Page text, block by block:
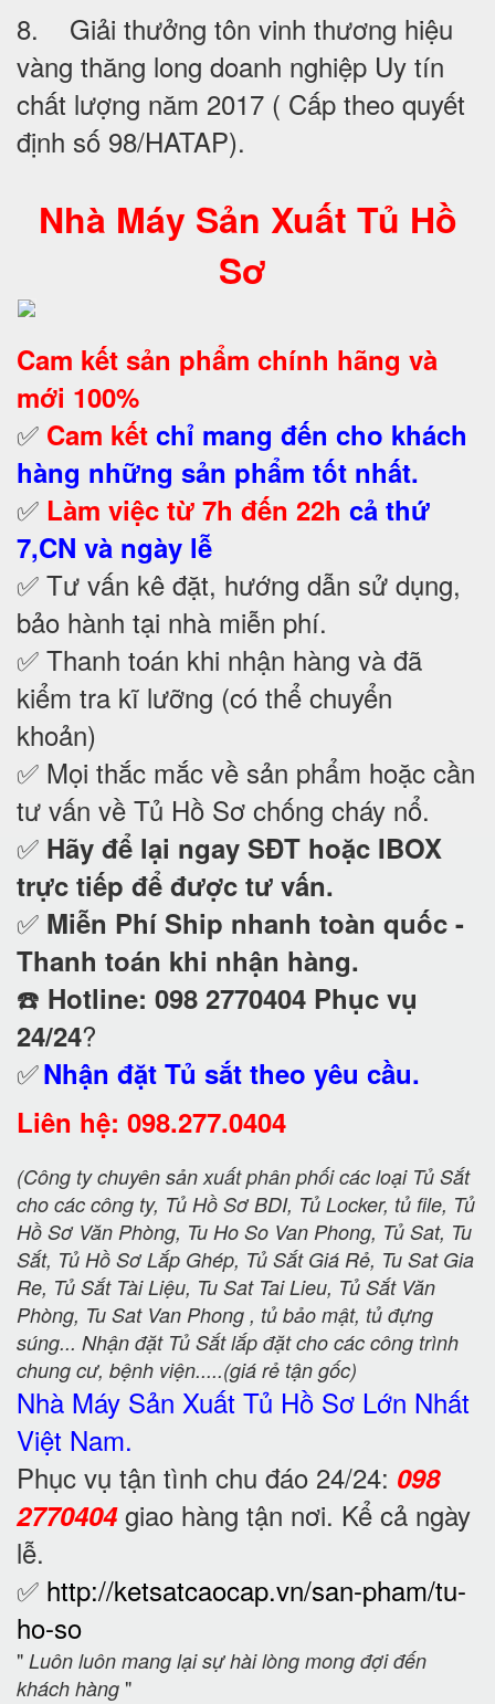
8. Giải thưởng tôn vinh thương hiệu
vàng thăng long doanh nghiệp Uy tín
chất lượng năm 2017 ( Cấp theo quyết
định số 98/HATAP).
Nhà Máy Sản Xuất Tủ Hồ
Sơ
Cam kết sản phẩm chính hãng và
mới 100%
✅ Cam kết chỉ mang đến cho khách
hàng những sản phẩm tốt nhất.
✅ Làm việc từ 7h đến 22h cả thứ
7,CN và ngày lễ
✅ Tư vấn kê đặt, hướng dẫn sử dụng,
bảo hành tại nhà miễn phí.
✅ Thanh toán khi nhận hàng và đã
kiểm tra kĩ lưỡng (có thể chuyển
khoản)
✅ Mọi thắc mắc về sản phẩm hoặc cần
tư vấn về Tủ Hồ Sơ chống cháy nổ.
✅ Hãy để lại ngay SĐT hoặc IBOX
trực tiếp để được tư vấn.
✅ Miễn Phí Ship nhanh toàn quốc -
Thanh toán khi nhận hàng.
☎️ Hotline: 098 2770404 Phục vụ
24/24?
✅Nhận đặt Tủ sắt theo yêu cầu.
Liên hệ: 098.277.0404
(Công ty chuyên sản xuất phân phối các loại Tủ Sắt
cho các công ty, Tủ Hồ Sơ BDI, Tủ Locker, tủ file, Tủ
Hồ Sơ Văn Phòng, Tu Ho So Van Phong, Tủ Sat, Tu
Sắt, Tủ Hồ Sơ Lắp Ghép, Tủ Sắt Giá Rẻ, Tu Sat Gia
Re, Tủ Sắt Tài Liệu, Tu Sat Tai Lieu, Tủ Sắt Văn
Phòng, Tu Sat Van Phong , tủ bảo mật, tủ đựng
súng... Nhận đặt Tủ Sắt lắp đặt cho các công trình
chung cư, bệnh viện.....(giá rẻ tận gốc)
Nhà Máy Sản Xuất Tủ Hồ Sơ Lớn Nhất
Việt Nam.
Phục vụ tận tình chu đáo 24/24: 098
2770404giao hàng tận nơi. Kể cả ngày
lễ.
✅ http://ketsatcaocap.vn/san-pham/tu-
ho-so
" Luôn luôn mang lại sự hài lòng mong đợi đến
khách hàng "